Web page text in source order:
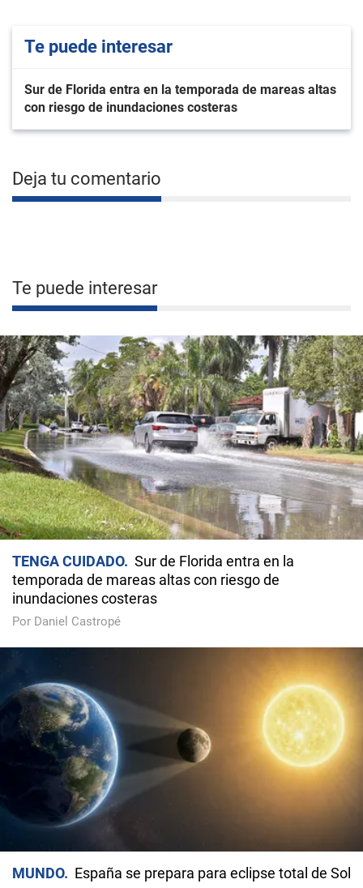
Te puede interesar
Sur de Florida entra en la temporada de mareas altas
con riesgo de inundaciones costeras
Deja tu comentario
Te puede interesar
TENGA CUIDADO
Sur de Florida entra en la
temporada de mareas altas con riesgo de
inundaciones costeras
Por Daniel Castropé
MUNDO España se prepara para eclipse total de Sol